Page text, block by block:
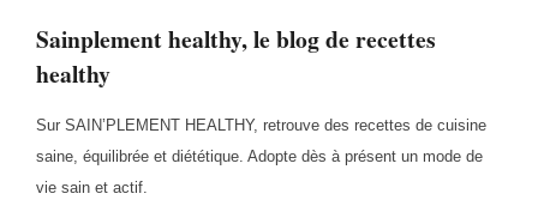
Sainplement healthy, le blog de recettes
healthy
Sur SAIN’PLEMENT HEALTHY, retrouve des recettes de cuisine
saine, équilibrée et diététique. Adopte dès à présent un mode de
vie sain et actif.